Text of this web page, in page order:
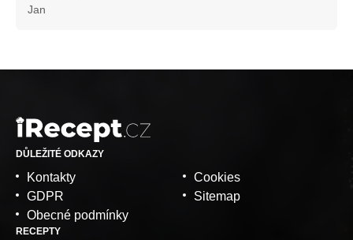
Jan
DŮLEŽITÉ ODKAZY
Kontakty
GDPR
Obecné podmínky
Cookies
Sitemap
RECEPTY